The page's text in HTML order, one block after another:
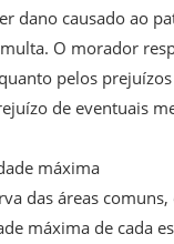
dano causado ao
O morador
pelos
de eventuais
máxima
das áreas
máxima de cada